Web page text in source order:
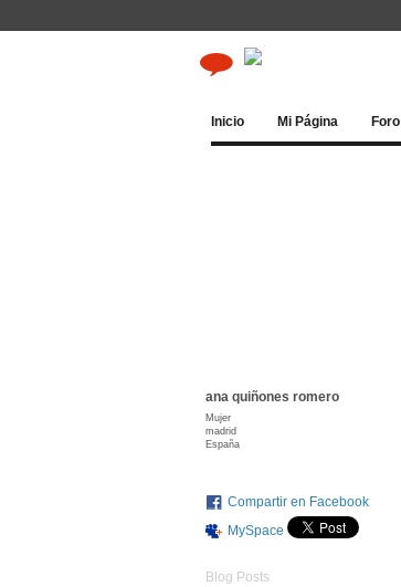
Inicio Mi Página Foro
ana quiñones romero
Mujer
madrid
España
Compartir en Facebook
MySpace
Blog Posts